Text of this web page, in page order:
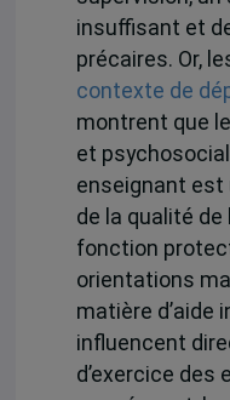
insuffisant et
précaires. Or,
contexte de
montrent que
et
enseignant est
de la qualité de
fonction
orientations
matière d’aide
influencent
d’exercice des